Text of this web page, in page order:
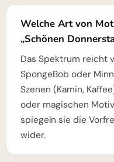
Welche Art von
„Schönen
Das Spektrum reicht
SpongeBob oder
Szenen (Kamin,
oder magischen
spiegeln sie die
wider.